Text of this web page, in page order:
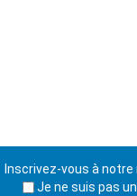
Inscrivez-vous à
Je ne suis pas